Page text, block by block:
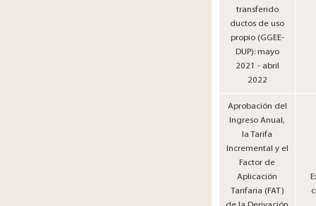
transferido
ductos de uso
propio (GGEE-
DUP): mayo
2021 - abril
2022
Aprobación del
Ingreso Anual,
la Tarifa
Incremental y el
Factor de
Aplicación
Tarifaria (FAT)